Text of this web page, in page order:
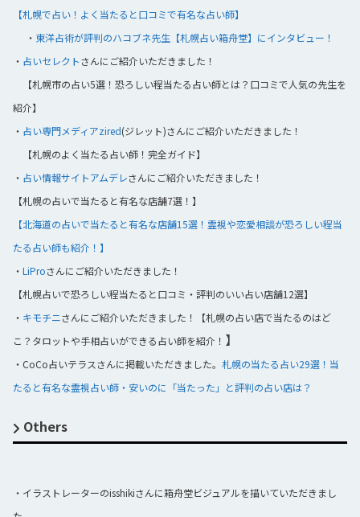
【札幌で占い！よく当たると口コミで有名な占い師】
・ 東洋占術が評判のハコブネ先生【札幌占い箱舟堂】にインタビュー！
・ 占いセレクトさんにご紹介いただきました！
【札幌市の占い5選！恐ろしい程当たる占い師とは？口コミで人気の先生を
紹介】
・ 占い専門メディアzired(ジレット)さんにご紹介いただきました！
【札幌のよく当たる占い師！完全ガイド】
・ 占い情報サイトアムデレさんにご紹介いただきました！
【札幌の占いで当たると有名な店舗7選！】
【北海道の占いで当たると有名な店舗15選！霊視や恋愛相談が恐ろしい程当
たる占い師も紹介！】
・ LiProさんにご紹介いただきました！
【札幌占いで恐ろしい程当たると口コミ・評判のいい占い店舗12選】
・ キモチニさんにご紹介いただきました！【札幌の占い店で当たるのはど
こ？タロットや手相占いができる占い師を紹介！ 】
・CoCo占いテラスさんに掲載いただきました。 札幌の当たる占い29選！当
たると有名な霊視占い師・安いのに「当たった」と評判の占い店は？
Others
・イラストレーターのisshikiさんに箱舟堂ビジュアルを描いていただきまし